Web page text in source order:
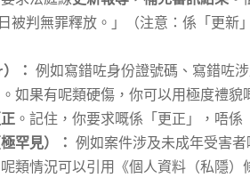
被判無罪釋放。」（注意：係「更新
： 例如寫錯咗身份證號碼、寫錯咗
如果有呢類硬傷，你可以用極度禮貌
。記住，你要求嘅係「更正」，唔係
罕見）： 例如案件涉及未成年受害
類情況可以引用《個人資料（私隱）